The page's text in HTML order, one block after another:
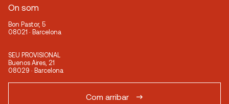
On som
Bon Pastor, 5
08021 · Barcelona
SEU PROVISIONAL
Buenos Aires, 21
08029 · Barcelona
Com arribar